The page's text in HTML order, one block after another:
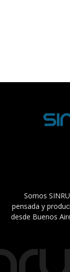
Somos
pensada y
desde Buenos